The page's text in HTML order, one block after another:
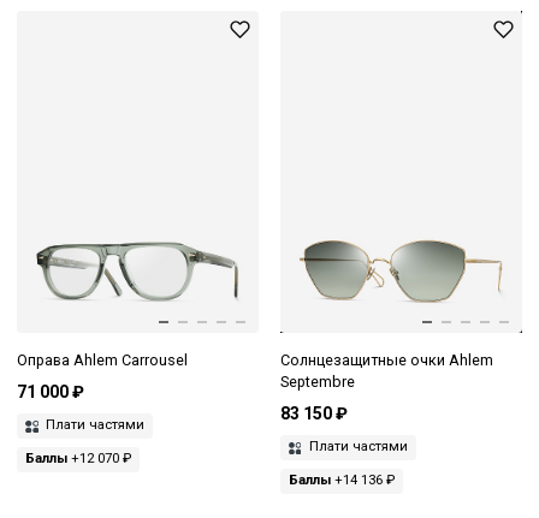
Оправа Ahlem Carrousel
71 000 ₽
Плати частями
Баллы +12 070 ₽
Солнцезащитные очки Ahlem
Septembre
83 150 ₽
Плати частями
Баллы+14 136 ₽